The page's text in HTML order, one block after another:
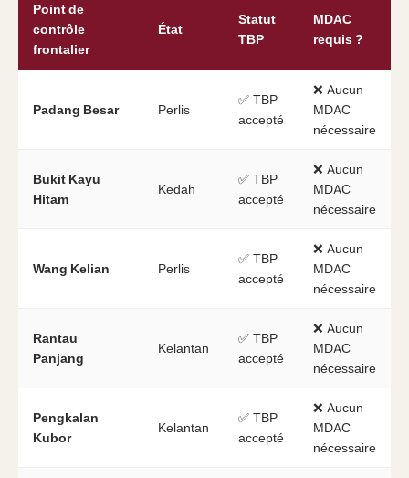
Point de
contrôle
frontalier
État
Statut
TBP
MDAC
requis ?
Padang Besar Perlis
✅ TBP
accepté
❌ Aucun
MDAC
nécessaire
Bukit Kayu
Hitam
Kedah
✅ TBP
accepté
❌ Aucun
MDAC
nécessaire
Wang Kelian Perlis
✅ TBP
accepté
❌ Aucun
MDAC
nécessaire
Rantau
Panjang
Kelantan
✅ TBP
accepté
❌ Aucun
MDAC
nécessaire
Pengkalan
Kubor
Kelantan
✅ TBP
accepté
❌ Aucun
MDAC
nécessaire